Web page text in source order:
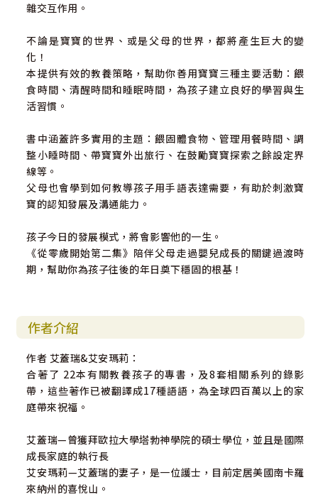
雜交互作用。
不論是寶寶的世界、或是父母的世界，都將產生巨大的變
化！
本提供有效的教養策略，幫助你善用寶寶三種主要活動：餵
食時間、清醒時間和睡眠時間，為孩子建立良好的學習與生
活習慣。
書中涵蓋許多實用的主題：餵固體食物、管理用餐時間、調
整小睡時間、帶寶寶外出旅行、在鼓勵寶寶探索之餘設定界
線等。
父母也會學到如何教導孩子用手語表達需要，有助於刺激寶
寶的認知發展及溝通能力。
孩子今日的發展模式，將會影響他的一生。
《從零歲開始第二集》陪伴父母走過嬰兒成長的關鍵過渡時
期，幫助你為孩子往後的年日奠下穩固的根基！
作者介紹
作者 艾蓋瑞&艾安瑪莉：
合著了 22本有關教養孩子的專書，及8套相關系列的錄影
帶，這些著作已被翻譯成17種語語，為全球四百萬以上的家
庭帶來祝福。
艾蓋瑞—曾獲拜歐拉大學塔勃神學院的碩士學位，並且是國際
成長家庭的執行長
艾安瑪莉—艾蓋瑞的妻子，是一位護士，目前定居美國南卡羅
來納州的喜悅山。